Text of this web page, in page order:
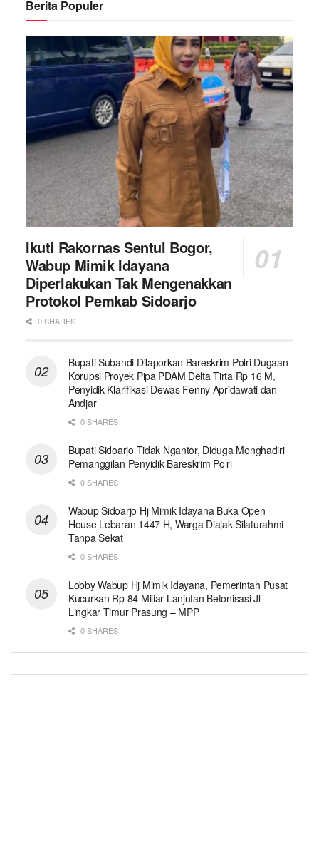
Berita Populer
Ikuti Rakornas Sentul Bogor,
Wabup Mimik Idayana
Diperlakukan Tak Mengenakkan
Protokol Pemkab Sidoarjo
0 SHARES
Bupati Subandi Dilaporkan Bareskrim Polri Dugaan
Korupsi Proyek Pipa PDAM Delta Tirta Rp 16 M,
Penyidik Klarifikasi Dewas Fenny Apridawati dan
Andjar
0 SHARES
Bupati Sidoarjo Tidak Ngantor, Diduga Menghadiri
Pemanggilan Penyidik Bareskrim Polri
0 SHARES
Wabup Sidoarjo Hj Mimik Idayana Buka Open
House Lebaran 1447 H, Warga Diajak Silaturahmi
Tanpa Sekat
0 SHARES
Lobby Wabup Hj Mimik Idayana, Pemerintah Pusat
Kucurkan Rp 84 Miliar Lanjutan Betonisasi Jl
Lingkar Timur Prasung – MPP
0 SHARES